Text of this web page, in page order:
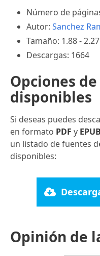
Número de
Autor: Sanchez
Tamaño: 1.88 -
Descargas: 1664
Opciones
disponibles
Si deseas puedes
en formato PDF y EPUB
un listado de fuentes
disponibles:
Opinión de